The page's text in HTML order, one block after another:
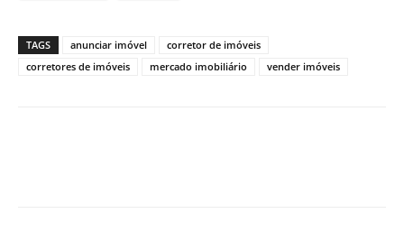
TAGS anunciar imóvel
corretor de imóveis
corretores de imóveis
mercado imobiliário vender imóveis